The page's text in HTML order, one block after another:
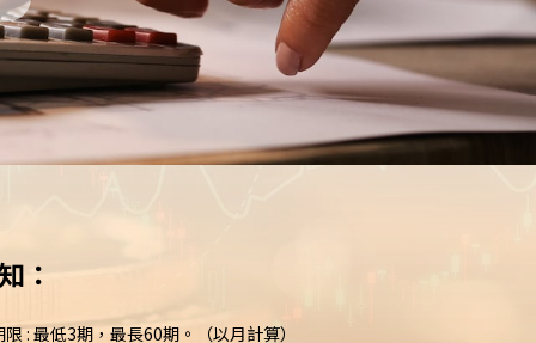
：
: 最低3期，最長60期。（以月計算）